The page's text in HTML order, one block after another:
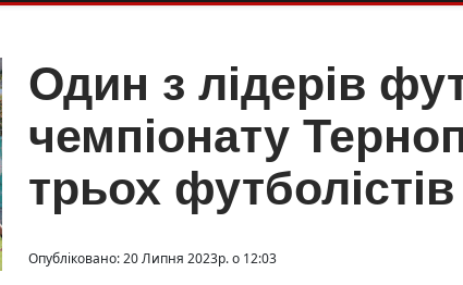
Один з лідерів
чемпіонату
трьох футболістів
Опубліковано: 20 Липня 2023р. о 12:03